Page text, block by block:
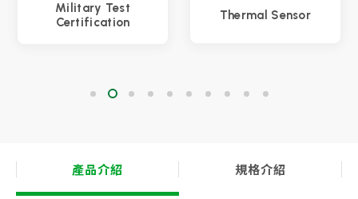
Military Test
Certification
Thermal Sensor
產品介紹 規格介紹